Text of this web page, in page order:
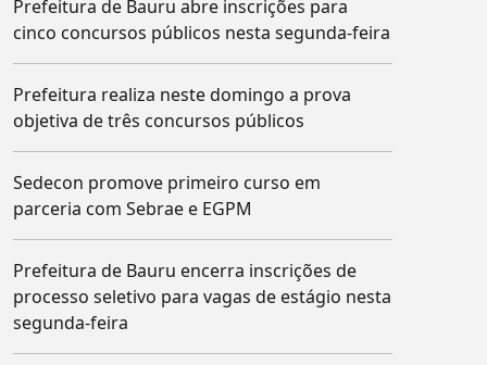
Prefeitura de Bauru abre inscrições para
cinco concursos públicos nesta segunda-feira
Prefeitura realiza neste domingo a prova
objetiva de três concursos públicos
Sedecon promove primeiro curso em
parceria com Sebrae e EGPM
Prefeitura de Bauru encerra inscrições de
processo seletivo para vagas de estágio nesta
segunda-feira